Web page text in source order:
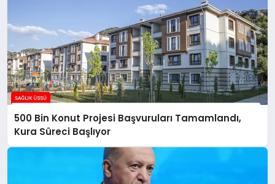
500 Bin Konut Projesi Başvuruları Tamamlandı,
Kura Süreci Başlıyor